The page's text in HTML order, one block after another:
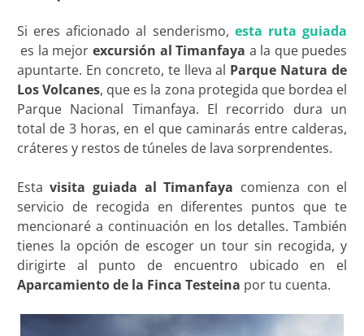
Si eres aficionado al senderismo, esta ruta guiada
es la mejor excursión al Timanfaya a la que puedes
apuntarte. En concreto, te lleva al Parque Natura de
Los Volcanes, que es la zona protegida que bordea el
Parque Nacional Timanfaya. El recorrido dura un
total de 3 horas, en el que caminarás entre calderas,
cráteres y restos de túneles de lava sorprendentes.
Estavisita guiada al Timanfaya comienza con el
servicio de recogida en diferentes puntos que te
mencionaré a continuación en los detalles. También
tienes la opción de escoger un tour sin recogida, y
dirigirte al punto de encuentro ubicado en el
Aparcamiento de la Finca Testeina por tu cuenta.